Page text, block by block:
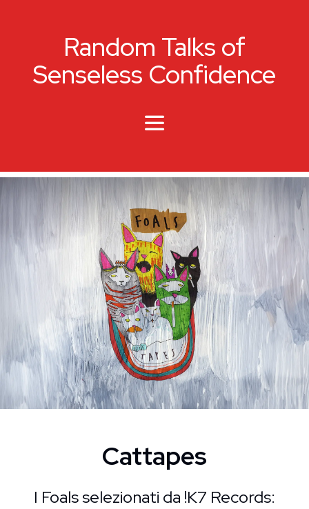
Random Talks of
Senseless Confidence
Cattapes
I Foals selezionati da !K7 Records: